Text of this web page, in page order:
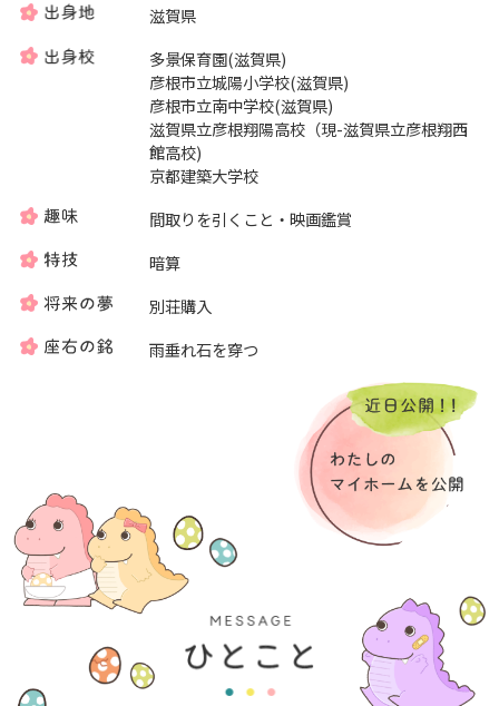
滋賀県
多景保育園(滋賀県)
彦根市立城陽小学校(滋賀県)
彦根市立南中学校(滋賀県)
滋賀県立彦根翔陽高校（現-滋賀県立彦根翔西
館高校)
京都建築大学校
間取りを引くこと・映画鑑賞
暗算
別荘購入
雨垂れ石を穿つ